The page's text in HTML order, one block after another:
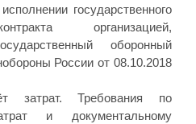
государственного
организацией,
оборонный
России от 08.10.2018
затрат. Требования по
и документальному